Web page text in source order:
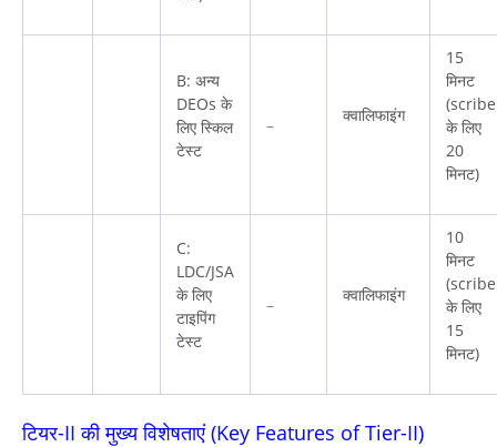
B: अन्य
DEOs के
लिए स्किल
टेस्ट
– क्वालिफाइंग
15
मिनट
(scribe
के लिए
20
मिनट)
C:
LDC/JSA
के लिए
टाइपिंग
टेस्ट
– क्वालिफाइंग
10
मिनट
(scribe
के लिए
15
मिनट)
टियर-II की मुख्य विशेषताएं (Key Features of Tier-II)